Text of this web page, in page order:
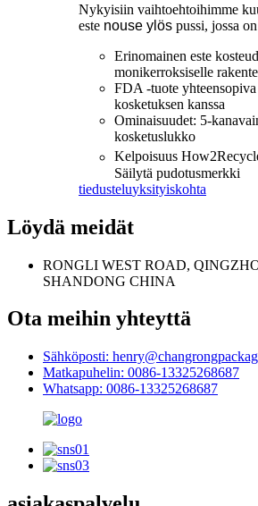
Nykyisiin vaihtoehtoihimme
este nouse ylös pussi, jossa
Erinomainen este
monikerroksiselle
FDA -tuote yhteensopiva
kosketuksen kanssa
Ominaisuudet: 5-
kosketuslukko
Kelpoisuus
Säilytä pudotusmerkki
tiedusteluyksityiskohta
Löydä meidät
RONGLI WEST ROAD,
SHANDONG CHINA
Ota meihin yhteyttä
Sähköposti:
Matkapuhelin: 0086-13325268687
Whatsapp: 0086-13325268687